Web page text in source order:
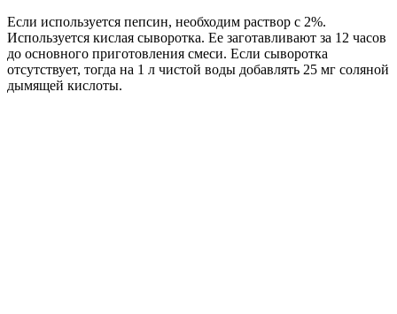
Если используется пепсин, необходим раствор с 2%.
Используется кислая сыворотка. Ее заготавливают за 12 часов
до основного приготовления смеси. Если сыворотка
отсутствует, тогда на 1 л чистой воды добавлять 25 мг соляной
дымящей кислоты.